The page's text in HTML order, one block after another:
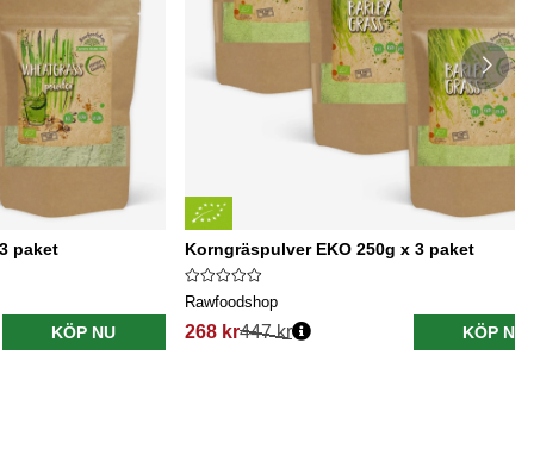
paket
KÖP NU
Korngräspulver EKO 250g x 3 paket
Rawfoodshop
268 kr447 kr KÖP NU